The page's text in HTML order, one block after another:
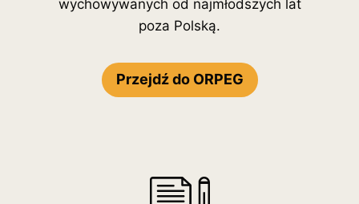
wychowywanych od najmłodszych lat
poza Polską.
Przejdź do ORPEG